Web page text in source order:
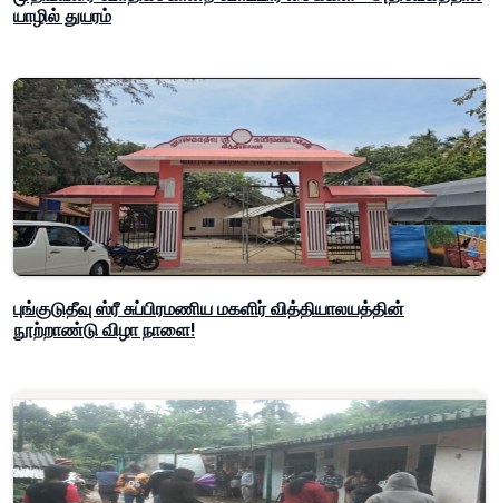
யாழில் துயரம்
புங்குடுதீவு ஸ்ரீ சுப்பிரமணிய மகளிர் வித்தியாலயத்தின்
நூற்றாண்டு விழா நாளை!